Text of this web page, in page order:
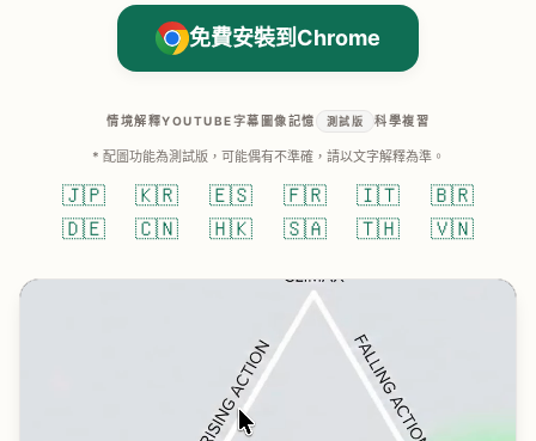
免費安裝到Chrome
情境解釋YOUTUBE字幕 圖像記憶 測試版 科學複習
* 配圖功能為測試版，可能偶有不準確，請以文字解釋為準。
🇯🇵 🇰🇷 🇪🇸 🇫🇷 🇮🇹
🇧🇷
🇩🇪
🇨🇳 🇭🇰 🇸🇦 🇹🇭 🇻🇳